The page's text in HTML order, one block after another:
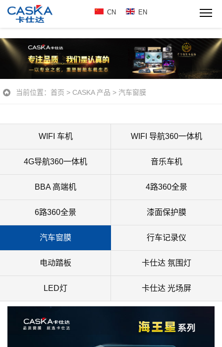
CN EN
当前位置： 首页 > CASKA 产品 > 汽车窗膜
WIFI 车机 WIFI 导航360一体机
4G导航360一体机 音乐车机
BBA 高端机 4路360全景
6路360全景 漆面保护膜
汽车窗膜 行车记录仪
电动踏板 卡仕达 氛围灯
LED灯 卡仕达 光场屏